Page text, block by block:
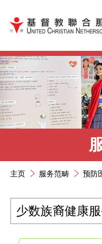
跳到内容（按
主页 服务范畴 预防
少数族裔健康